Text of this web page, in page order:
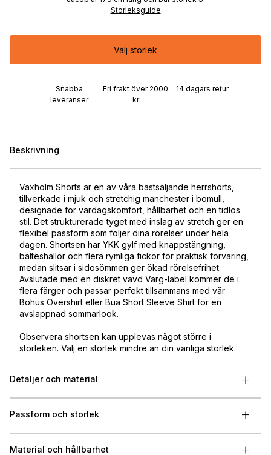
Storleksguide
Välj storlek
Snabba
leveranser
Fri frakt över 2000
kr
14 dagars retur
Beskrivning
Vaxholm Shorts är en av våra bästsäljande herrshorts,
tillverkade i mjuk och stretchig manchester i bomull,
designade för vardagskomfort, hållbarhet och en tidlös
stil. Det strukturerade tyget med inslag av stretch ger en
flexibel passform som följer dina rörelser under hela
dagen. Shortsen har YKK gylf med knappstängning,
bälteshällor och flera rymliga fickor för praktisk förvaring,
medan slitsar i sidosömmen ger ökad rörelsefrihet.
Avslutade med en diskret vävd Varg-label kommer de i
flera färger och passar perfekt tillsammans med vår
Bohus Overshirt eller Bua Short Sleeve Shirt för en
avslappnad sommarlook.
Observera shortsen kan upplevas något större i
storleken. Välj en storlek mindre än din vanliga storlek.
Detaljer och material
Passform och storlek
Material och hållbarhet